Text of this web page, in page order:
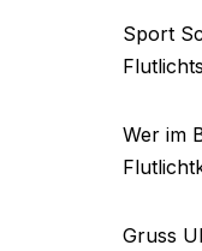
Sport
Wer im
Gruss